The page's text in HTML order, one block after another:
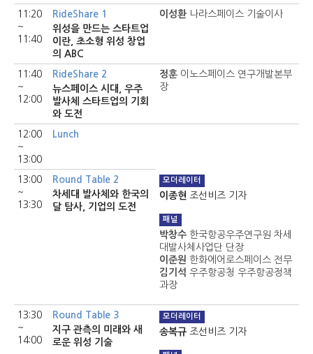
11:20
~
11:40
RideShare 1
위성을 만드는 스타트업
이란, 초소형 위성 창업
의 ABC
이성환 나라스페이스 기술이사
11:40
~
12:00
RideShare 2
뉴스페이스 시대, 우주
발사체 스타트업의 기회
와 도전
정훈 이노스페이스 연구개발본부
장
12:00
~
13:00
Lunch
13:00
~
13:30
Round Table 2
차세대 발사체와 한국의
달 탐사, 기업의 도전
모더레이터
이종현 조선비즈 기자
패널
박창수 한국항공우주연구원 차세
대발사체사업단 단장
이준원 한화에어로스페이스 전무
김기석 우주항공청 우주항공정책
과장
13:30
~
14:00
Round Table 3
지구 관측의 미래와 새
로운 위성 기술
모더레이터
송복규 조선비즈 기자